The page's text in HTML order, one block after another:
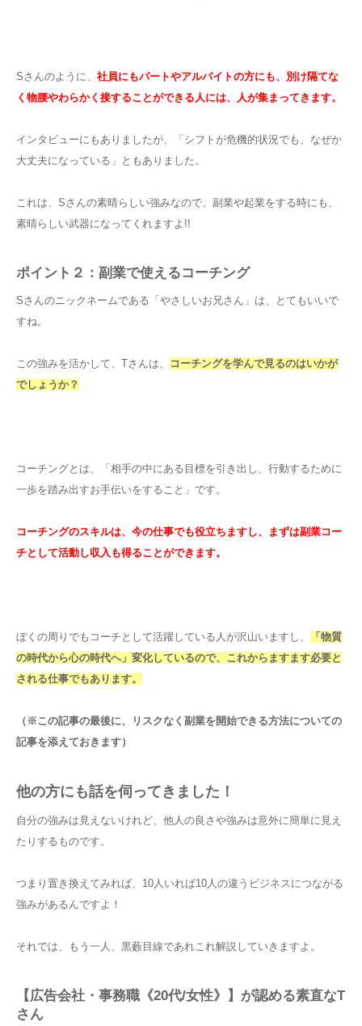
Sさんのように、 社員にもパートやアルバイトの方にも、別け隔てな
く物腰やわらかく接することができる人には、人が集まってきます。
インタビューにもありましたが、「シフトが危機的状況でも、なぜか
大丈夫になっている」ともありました。
これは、Sさんの素晴らしい強みなので、副業や起業をする時にも、
素晴らしい武器になってくれますよ!!
ポイント２：副業で使えるコーチング
Sさんのニックネームである「やさしいお兄さん」は、とてもいいで
すね。
この強みを活かして、Tさんは、
コーチングを学んで見るのはいかが
でしょうか？
コーチングとは、「相手の中にある目標を引き出し、行動するために
一歩を踏み出すお手伝いをすること」です。
コーチングのスキルは、今の仕事でも役立ちますし、まずは副業コー
チとして活動し収入も得ることができます。
ぼくの周りでもコーチとして活躍している人が沢山いますし、
「物質
の時代から心の時代へ」変化しているので、これからますます必要と
される仕事でもあります。
（※この記事の最後に、リスクなく副業を開始できる方法についての
記事を添えておきます）
他の方にも話を伺ってきました！
自分の強みは見えないけれど、他人の良さや強みは意外に簡単に見え
たりするものです。
つまり置き換えてみれば、10人いれば10人の違うビジネスにつながる
強みがあるんですよ！
それでは、もう一人、黒藪目線であれこれ解説していきますよ。
【広告会社・事務職《20代/女性》】が認める素直なT
さん